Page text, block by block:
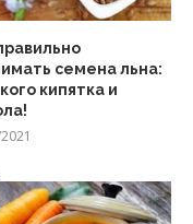
семена льна:
кипятка и